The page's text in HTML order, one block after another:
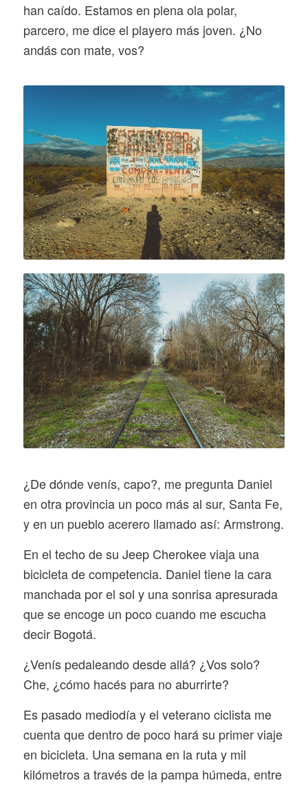
han caído. Estamos en plena ola polar,
parcero, me dice el playero más joven. ¿No
andás con mate, vos?
¿De dónde venís, capo?, me pregunta Daniel
en otra provincia un poco más al sur, Santa Fe,
y en un pueblo acerero llamado así: Armstrong.
En el techo de su Jeep Cherokee viaja una
bicicleta de competencia. Daniel tiene la cara
manchada por el sol y una sonrisa apresurada
que se encoge un poco cuando me escucha
decir Bogotá.
¿Venís pedaleando desde allá? ¿Vos solo?
Che, ¿cómo hacés para no aburrirte?
Es pasado mediodía y el veterano ciclista me
cuenta que dentro de poco hará su primer viaje
en bicicleta. Una semana en la ruta y mil
kilómetros a través de la pampa húmeda, entre